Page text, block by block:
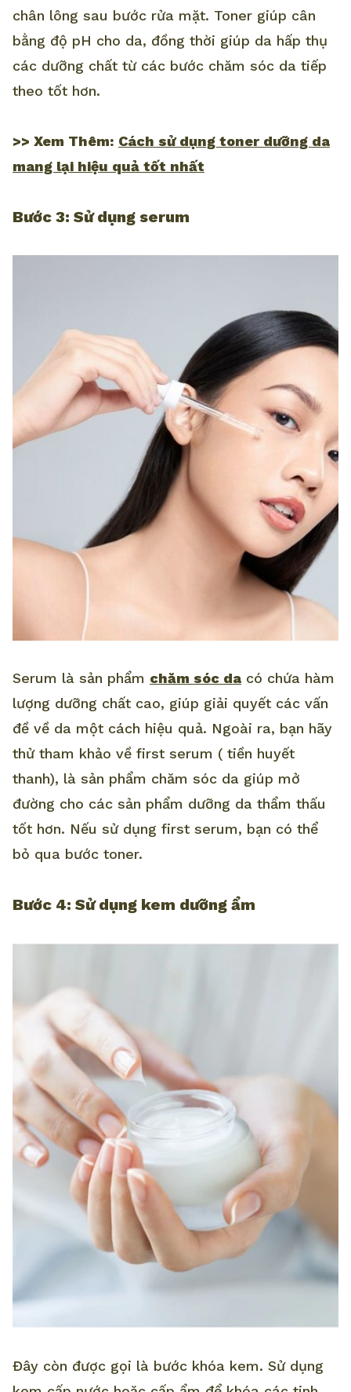
chân lông sau bước rửa mặt. Toner giúp cân
bằng độ pH cho da, đồng thời giúp da hấp thụ
các dưỡng chất từ các bước chăm sóc da tiếp
theo tốt hơn.
>> Xem Thêm: Cách sử dụng toner dưỡng da
mang lại hiệu quả tốt nhất
Bước 3: Sử dụng serum
Serum là sản phẩm chăm sóc da có chứa hàm
lượng dưỡng chất cao, giúp giải quyết các vấn
đề về da một cách hiệu quả. Ngoài ra, bạn hãy
thử tham khảo về first serum ( tiền huyết
thanh), là sản phẩm chăm sóc da giúp mở
đường cho các sản phẩm dưỡng da thẩm thấu
tốt hơn. Nếu sử dụng first serum, bạn có thể
bỏ qua bước toner.
Bước 4: Sử dụng kem dưỡng ẩm
Đây còn được gọi là bước khóa kem. Sử dụng